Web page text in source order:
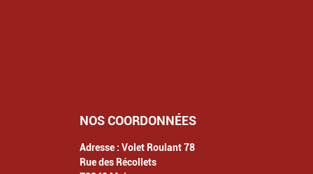
NOS COORDONNÉES
Adresse : Volet Roulant 78
Rue des Récollets